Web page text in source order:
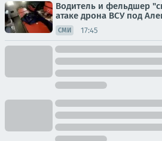
Водитель и фельдшер
атаке дрона ВСУ под
СМИ 17:45